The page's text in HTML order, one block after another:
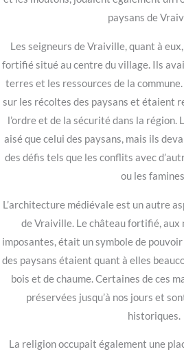
paysans de
Les seigneurs de Vraiville, quant à
fortifié situé au centre du village. Ils
terres et les ressources de la
sur les récoltes des paysans et étaient
l’ordre et de la sécurité dans la région.
aisé que celui des paysans, mais ils
des défis tels que les conflits avec
ou les
L’architecture médiévale est un autre
de Vraiville. Le château fortifié, aux
imposantes, était un symbole de
des paysans étaient quant à elles
bois et de chaume. Certaines de ces
préservées jusqu’à nos jours et
historiques.
La religion occupait également une